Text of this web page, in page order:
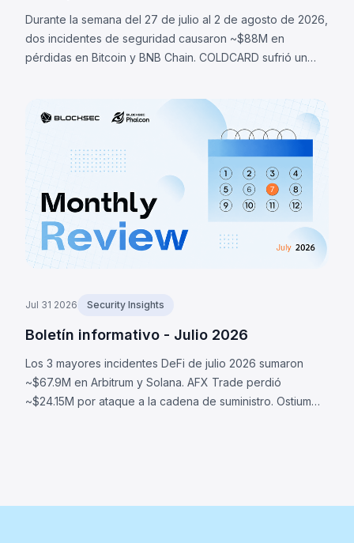
Durante la semana del 27 de julio al 2 de agosto de 2026,
dos incidentes de seguridad causaron ~$88M en
pérdidas en Bitcoin y BNB Chain. COLDCARD sufrió un
por una falla lógica.
Jul 31 2026 Security Insights
Boletín informativo - Julio 2026
Los 3 mayores incidentes DeFi de julio 2026 sumaron
~$67.9M en Arbitrum y Solana. AFX Trade perdió
~$24.15M por ataque a la cadena de suministro. Ostium